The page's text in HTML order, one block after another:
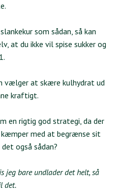
som sådan, så kan
at du ikke vil spise sukker og
vælger at skære kulhydrat ud
kraftigt.
en rigtig god strategi, da der
med at begrænse sit
også sådan?
jeg bare undlader det helt, så
det.